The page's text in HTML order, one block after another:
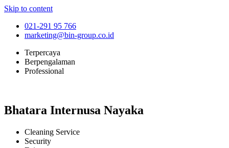
Skip to content
021-291 95 766
marketing@bin-group.co.id
Terpercaya
Berpengalaman
Professional
Bhatara Internusa Nayaka
Cleaning Service
Security